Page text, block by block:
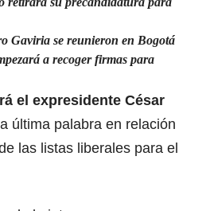
Gaviria se reunieron en Bogotá
a recoger firmas para
el expresidente César
última palabra en relación
las listas liberales para el